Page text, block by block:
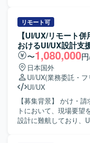
きるポジションです。 【開発環境】 フロントエンドは
Reactおよび
Nodeおよび
AWSとCDKを利用し、
GitHubおよびGitHub
はFigmaおよびmiro、
Slackやバーチャルオ
ション環境が整備され
Developmentとして
も導入されています。
ング、初回体験、継続
きます。 ・デザイン
および運用を行ってい
し、実装連携や仕様調
ます。 【求める人物像】 ・チームでの成果創出を重視し、
関係部署と連携しなが
ります。 ・作って終わ
するプロセスに喜びを
ユーザー視点に立ち
イティブに取り組める
ダクトなど領域を横断
はシンプル寄りである
触り」や「コミカル
どこにUIアニメーショ
所・タイミング・強弱
・UIアニメーションの
・開発メンバーとすり
実装へつなげるための
ルアプリ向けのマイク
アニメーションデザ
ドバック、状態変化な
・画面遷移におけるUI
リモート可
【UI/UX/リモート
おけるUI/UX設計支
〜1,080,000
日本国外
UI/UX(業務委託・
UI/UX
【募集背景】 かけ・
トにおいて、現場要望
設計に難航しており、